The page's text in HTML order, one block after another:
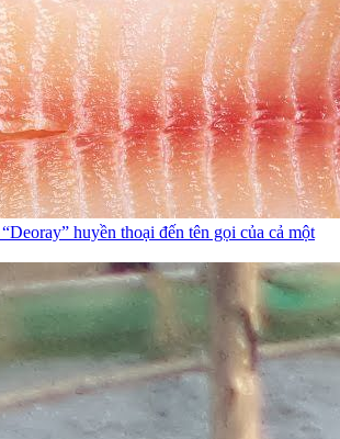
huyền thoại đến tên gọi của cả một